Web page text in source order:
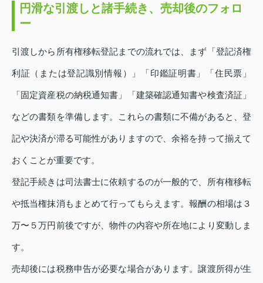
円滑な引渡しと諸手続き、売却後のフォロ
ー
引渡しから所有権移転登記までの流れでは、まず「登記済権
利証（または登記識別情報）」「印鑑証明書」「住民票」
「固定資産税の納税通知書」「建築確認通知書や検査済証」
などの書類を準備します。これらの書類に不備があると、登
記や決済が滞る可能性がありますので、余裕を持って揃えて
おくことが重要です。
登記手続きは司法書士に依頼するのが一般的で、所有権移転
や抵当権抹消もまとめて行ってもらえます。報酬の相場は３
万〜５万円前後ですが、物件の内容や所在地により変動しま
す。
売却後には税務申告が必要な場合があります。譲渡所得が生